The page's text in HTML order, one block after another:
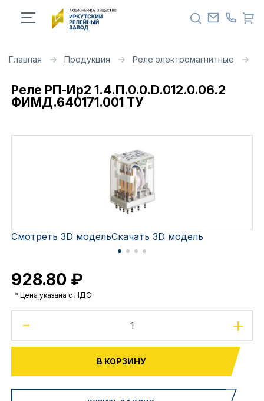
Главная Продукция Реле электромагнитные
Реле РП-Ир2 1.4.П.0.0.D.012.0.06.2
ФИМД.640171.001 ТУ
Смотреть 3D модельСкачать 3D модель
928.80 ₽
* Цена указана с НДС
- +
В КОРЗИНУ